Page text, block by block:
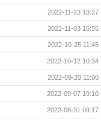
2022-11-23 13:27
2022-11-03 15:55
2022-10-25 11:45
2022-10-12 10:34
2022-09-20 11:00
2022-09-07 19:10
2022-08-31 09:17